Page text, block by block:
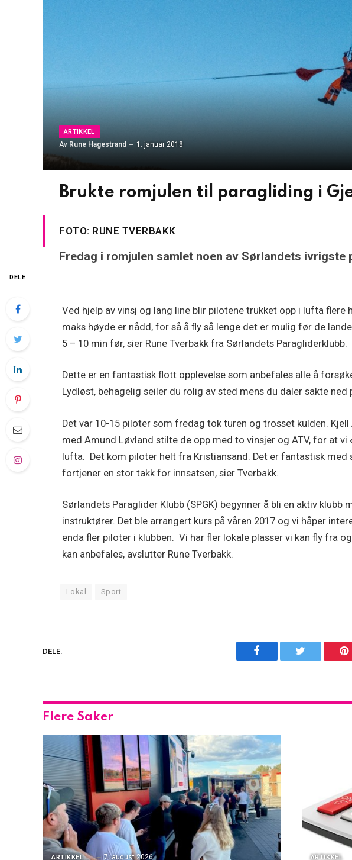
ARTIKKEL
Av Rune Hagestrand 1. januar 2018
Brukte romjulen til paragliding i
FOTO: RUNE TVERBAKK
Fredag i romjulen samlet noen av Sørlandets
DELE
Ved hjelp av vinsj og lang line blir pilotene trukket opp i lufta flere
maks høyde er nådd, for så å fly så lenge det er mulig før de
5 – 10 min før, sier Rune Tverbakk fra Sørlandets Paragliderklubb.
Dette er en fantastisk flott opplevelse som anbefales alle å
Lydløst, behagelig seiler du rolig av sted mens du daler sakte ned
Det var 10-15 piloter som fredag tok turen og trosset kulden.
med Amund Løvland stilte de opp med to vinsjer og ATV, for at vi
lufta. Det kom piloter helt fra Kristiansand. Det er fantastisk med
fortjener en stor takk for innsatsen, sier Tverbakk.
Sørlandets Paraglider Klubb (SPGK) begynner å bli en aktiv klubb
instruktører. Det ble arrangert kurs på våren 2017 og vi håper
enda fler piloter i klubben. Vi har fler lokale plasser vi kan fly fra
kan anbefales, avslutter Rune Tverbakk.
Lokal Sport
DELE. Facebook
Flere Saker
ARTIKKEL 7. august 2026 ARTIKKEL